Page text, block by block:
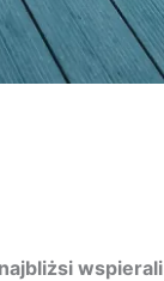
wspierali